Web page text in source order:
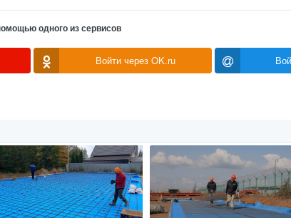
одного из сервисов
Войти через OK.ru